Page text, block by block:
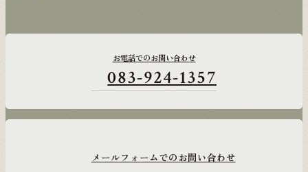
お電話でのお問い合わせ
083-924-1357
メールフォームでのお問い合わせ